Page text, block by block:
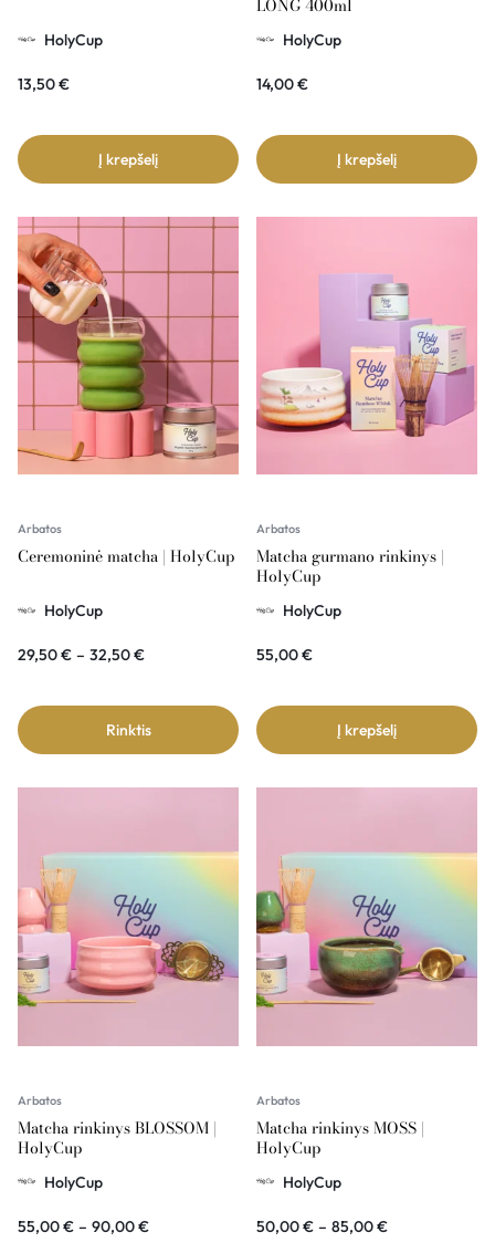
HolyCup
13,50€
Į krepšelį
LONG 400ml
HolyCup
14,00€
Į krepšelį
Arbatos
Ceremoninė matcha | HolyCup
HolyCup
29,50€ – 32,50€
Rinktis
Arbatos
Matcha gurmano rinkinys |
HolyCup
HolyCup
55,00€
Į krepšelį
Arbatos
Matcha rinkinys BLOSSOM |
HolyCup
HolyCup
55,00€ – 90,00€
Arbatos
Matcha rinkinys MOSS |
HolyCup
HolyCup
50,00€ – 85,00€